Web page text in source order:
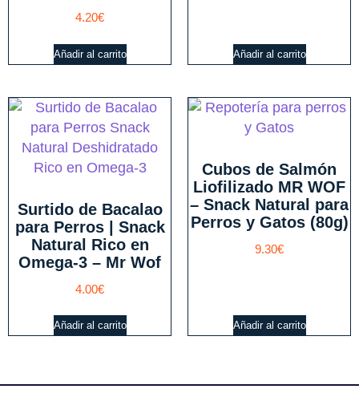
4.20€
Añadir al carrito Añadir al carrito
Surtido de Bacalao
para Perros | Snack
Natural Rico en
Omega-3 – Mr Wof
4.00€
Añadir al carrito
Cubos de Salmón
Liofilizado MR WOF
– Snack Natural para
Perros y Gatos (80g)
9.30€
Añadir al carrito